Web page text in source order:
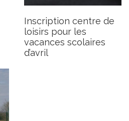
Inscription centre de
loisirs pour les
vacances scolaires
d’avril